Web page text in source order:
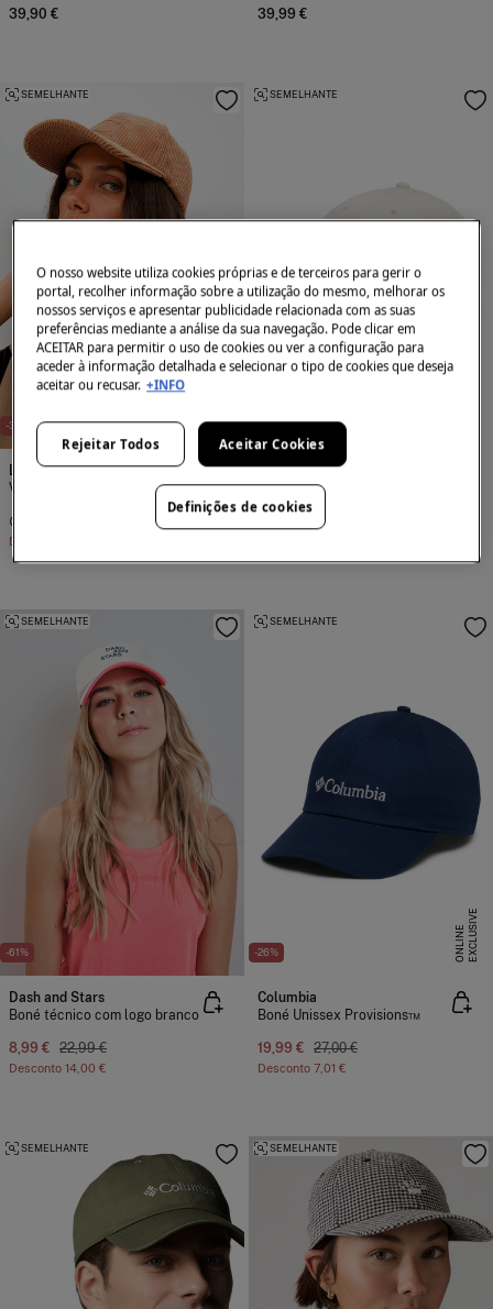
39,90 € 39,99 €
-37% E
X
C
L
U
SI
V
E
O
N
L
I
N
E
SEMELHANTE
Lola Casademunt
Viseira de veludo veludo
Desconto
-26%
SEMELHANTE
Columbia
Boné Unissex Provisions™
27,00 €
-61%
SEMELHANTE
Dash and Stars
Boné técnico com logo branco
8,99 € 22,99 €
Desconto 14,00 €
-26% E
X
C
L
U
SI
V
E
O
N
L
I
N
E
SEMELHANTE
Columbia
Boné Unissex Provisions™
19,99 € 27,00 €
Desconto 7,01 €
SEMELHANTE SEMELHANTE
O nosso website utiliza cookies próprias e de terceiros para gerir o
portal, recolher informação sobre a utilização do mesmo, melhorar os
nossos serviços e apresentar publicidade relacionada com as suas
preferências mediante a análise da sua navegação. Pode clicar em
ACEITAR para permitir o uso de cookies ou ver a configuração para
aceder à informação detalhada e selecionar o tipo de cookies que deseja
aceitar ou recusar. +INFO
Rejeitar Todos Aceitar Cookies
Definições de cookies